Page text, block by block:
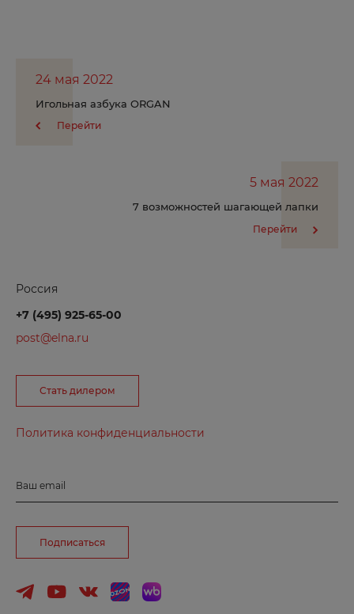
24 мая 2022
Игольная азбука ORGAN
Перейти
5 мая 2022
7 возможностей шагающей лапки
Перейти
Россия
+7 (495) 925-65-00
post@elna.ru
Стать дилером
Политика конфиденциальности
Ваш email
Подписаться
Боготол
Борзя
Боровичи
Великие Луки
Великий Новгород
Вельск
Владимир
Волжский
Вологда